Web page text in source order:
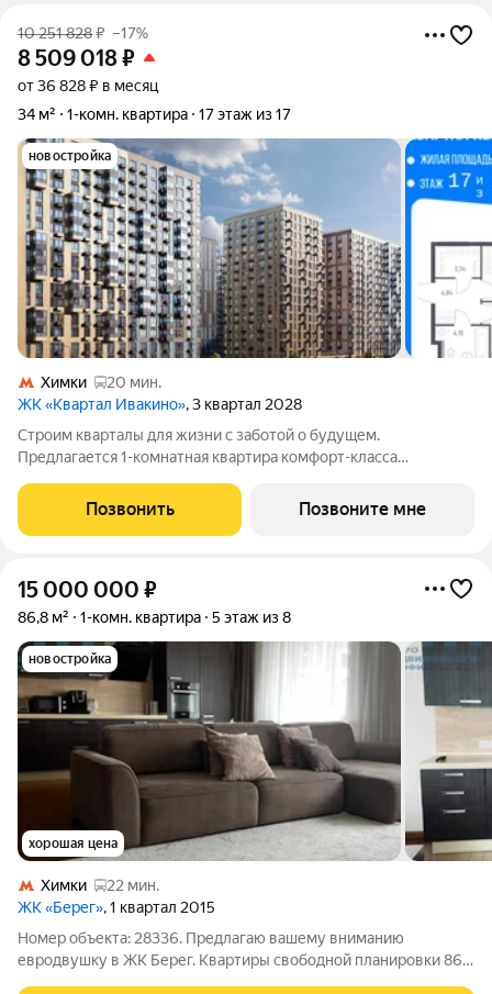
10 251 828₽ –17%
8 509 018₽
от 36 828 ₽ в месяц
34 м²
1-комн. квартира 17 этаж из 17
новостройка
Химки
20 мин.
ЖК «Квартал Ивакино», 3 квартал 2028
Строим кварталы для жизни с заботой о будущем.
Предлагается 1-комнатная квартира комфорт-класса
на 17-м этаже, в жилом комплексе "Квартал
Ивакино".Позаботились о вашем времени, поэтому
Позвонить Позвоните мне
15 000 000 ₽
86,8 м² 1-комн. квартира 5 этаж из 8
новостройка
хорошая цена
Химки
22 мин.
ЖК «Берег», 1 квартал 2015
Номер объекта: 28336. Предлагаю вашему вниманию
евродвушку в ЖК Берег. Квартиры свободной планировки 86,8